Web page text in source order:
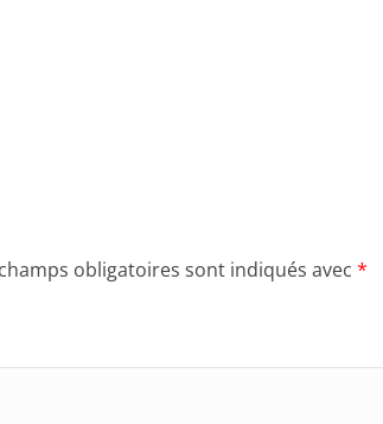
obligatoires sont indiqués avec *